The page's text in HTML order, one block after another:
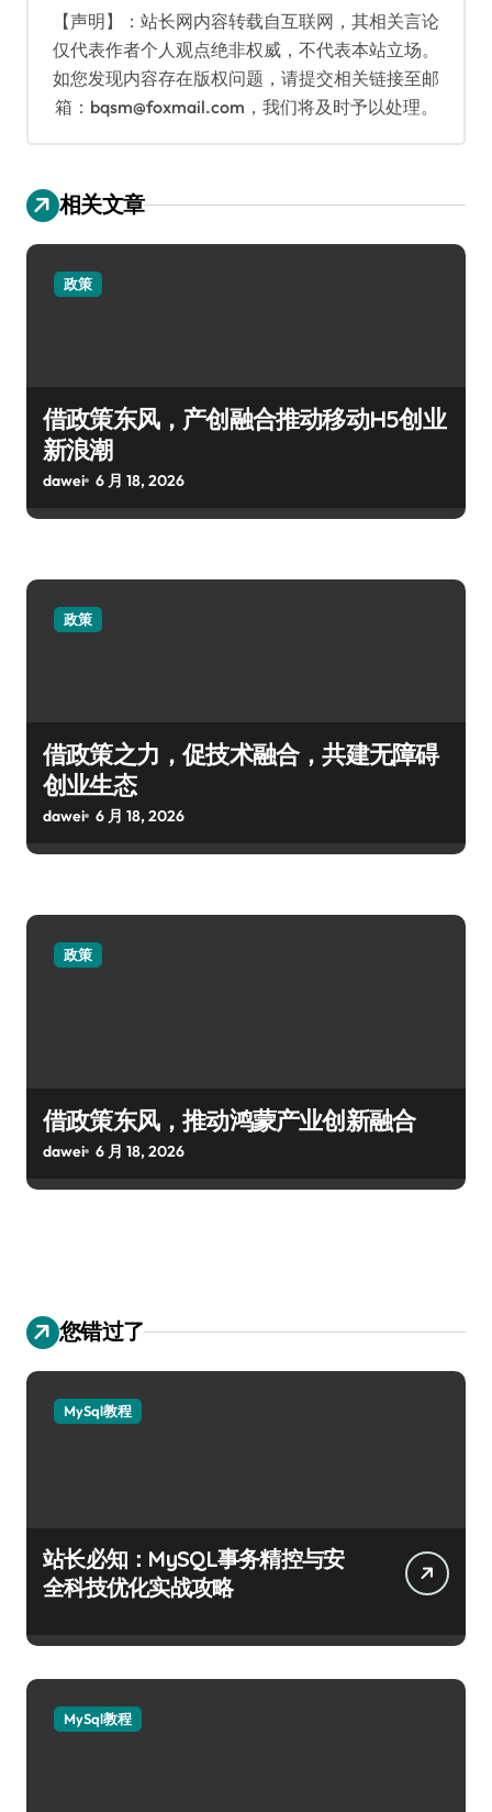
【声明】：站长网内容转载自互联网，其相关言论
仅代表作者个人观点绝非权威，不代表本站立场。
如您发现内容存在版权问题，请提交相关链接至邮
箱：bqsm@foxmail.com，我们将及时予以处理。
相关文章
政策
借政策东风，产创融合推动移动H5创业
新浪潮
dawei 6 月 18, 2026
政策
借政策之力，促技术融合，共建无障碍
创业生态
dawei 6 月 18, 2026
政策
借政策东风，推动鸿蒙产业创新融合
dawei 6 月 18, 2026
您错过了
MySql教程
站长必知：MySQL事务精控与安
全科技优化实战攻略
MySql教程